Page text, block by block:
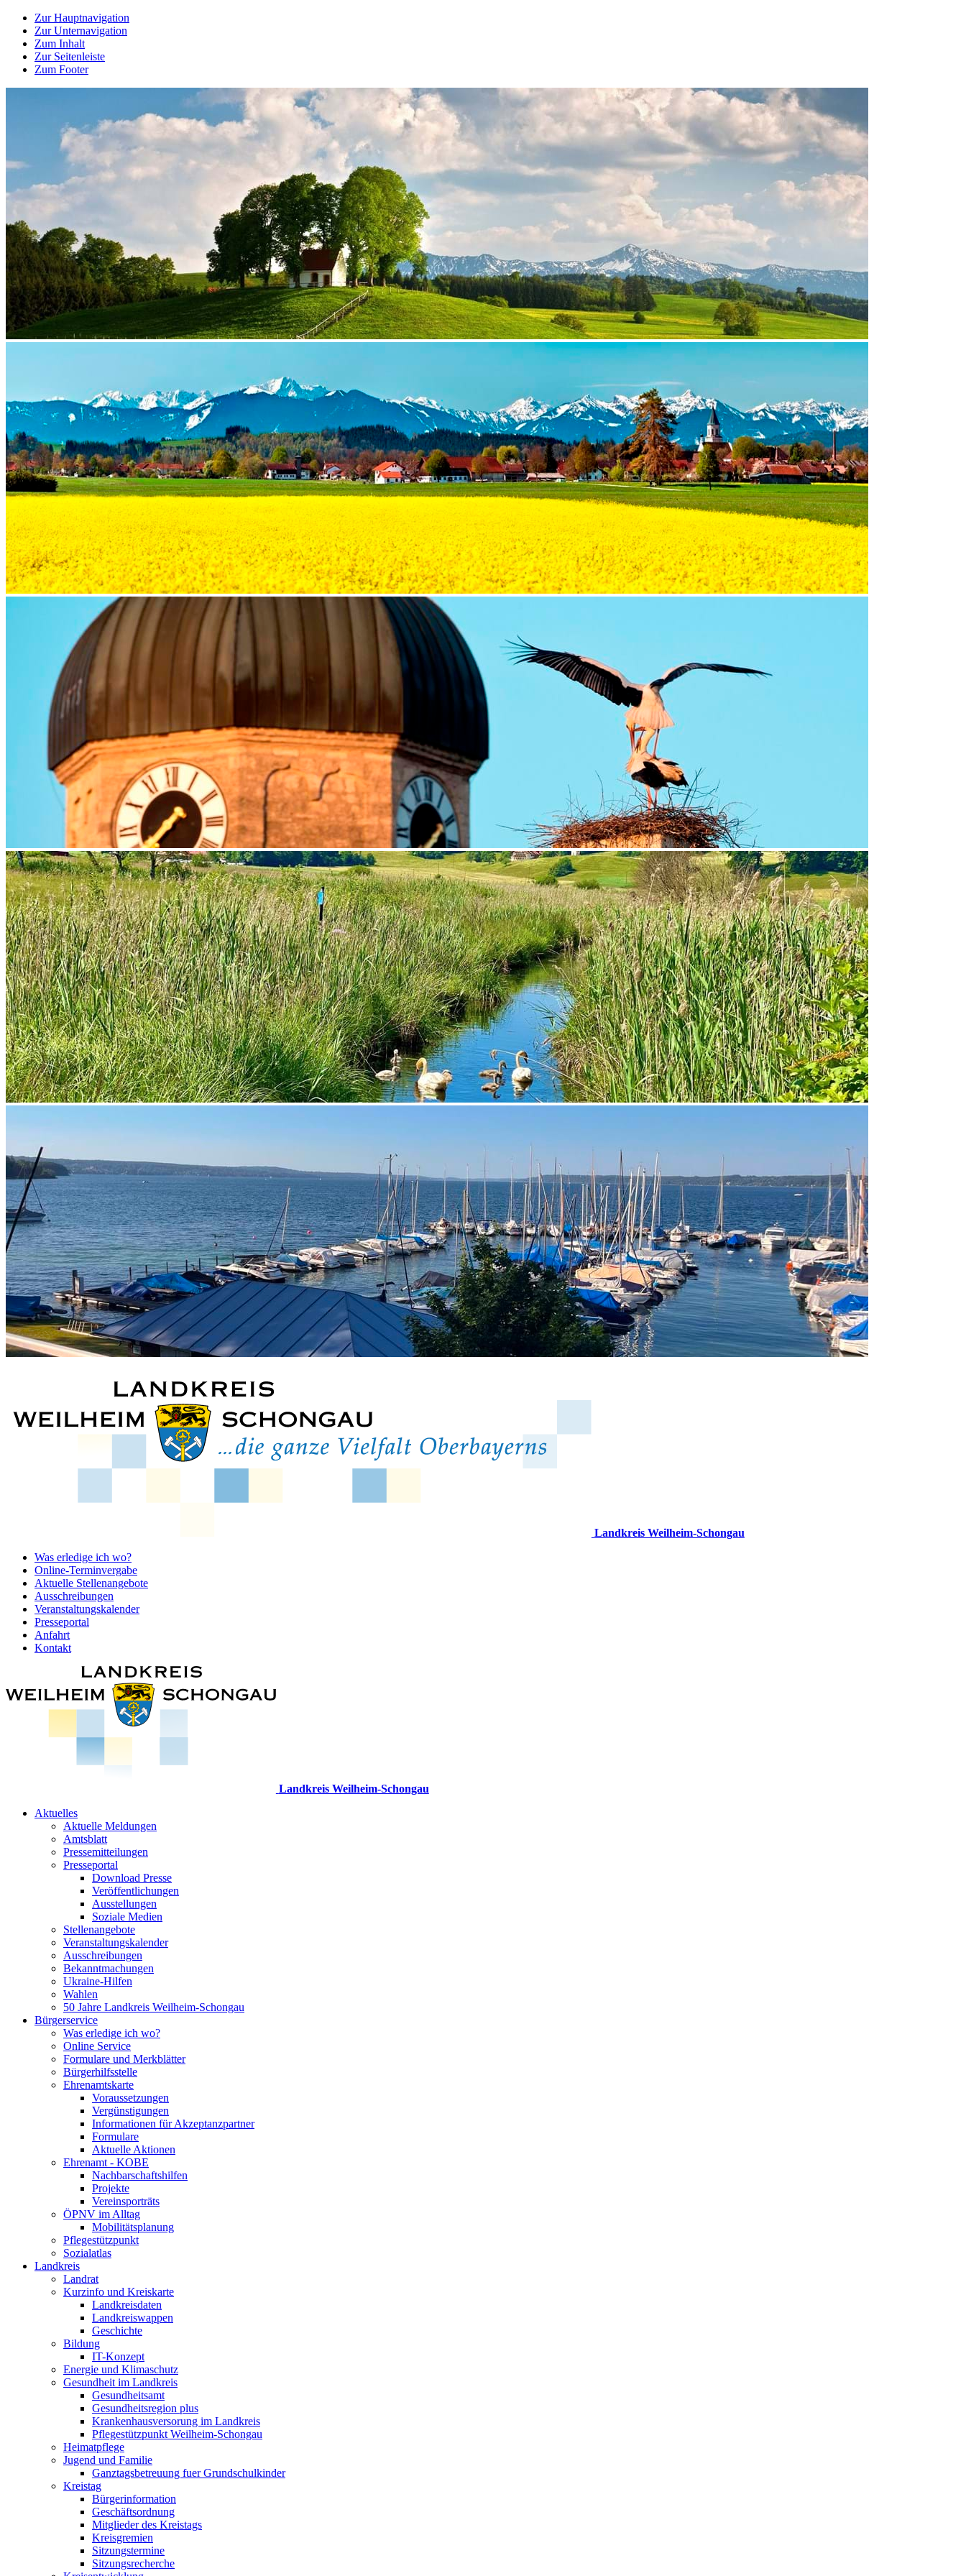
Zur Hauptnavigation
Zur Unternavigation
Zum Inhalt
Zur Seitenleiste
Zum Footer
Landkreis Weilheim-Schongau
Was erledige ich wo?
Online-Terminvergabe
Aktuelle Stellenangebote
Ausschreibungen
Veranstaltungskalender
Presseportal
Anfahrt
Kontakt
Landkreis Weilheim-Schongau
Aktuelles
Aktuelle Meldungen
Amtsblatt
Pressemitteilungen
Presseportal
Download Presse
Veröffentlichungen
Ausstellungen
Soziale Medien
Stellenangebote
Veranstaltungskalender
Ausschreibungen
Bekanntmachungen
Ukraine-Hilfen
Wahlen
50 Jahre Landkreis Weilheim-Schongau
Bürgerservice
Was erledige ich wo?
Online Service
Formulare und Merkblätter
Bürgerhilfsstelle
Ehrenamtskarte
Voraussetzungen
Vergünstigungen
Informationen für Akzeptanzpartner
Formulare
Aktuelle Aktionen
Ehrenamt - KOBE
Nachbarschaftshilfen
Projekte
Vereinsporträts
ÖPNV im Alltag
Mobilitätsplanung
Pflegestützpunkt
Sozialatlas
Landkreis
Landrat
Kurzinfo und Kreiskarte
Landkreisdaten
Landkreiswappen
Geschichte
Bildung
IT-Konzept
Energie und Klimaschutz
Gesundheit im Landkreis
Gesundheitsamt
Gesundheitsregion plus
Krankenhausversorung im Landkreis
Pflegestützpunkt Weilheim-Schongau
Heimatpflege
Jugend und Familie
Ganztagsbetreuung fuer Grundschulkinder
Kreistag
Bürgerinformation
Geschäftsordnung
Mitglieder des Kreistags
Kreisgremien
Sitzungstermine
Sitzungsrecherche